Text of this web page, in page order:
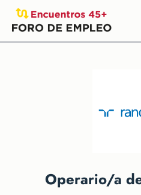
Operario/a